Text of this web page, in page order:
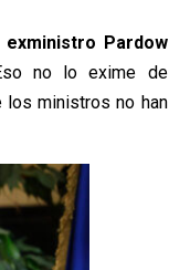
Pardow
no lo exime de
los ministros no han